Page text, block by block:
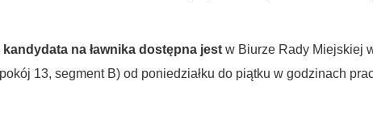
na ławnika dostępna jest w Biurze Rady Miejskiej
13, segment B) od poniedziałku do piątku w godzinach